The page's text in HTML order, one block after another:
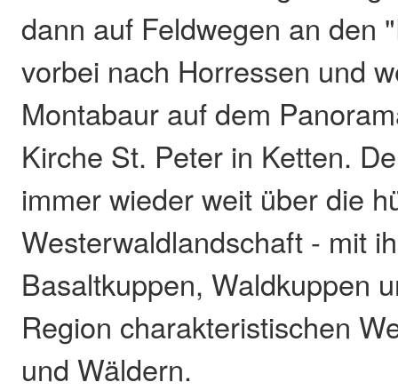
dann auf Feldwegen an den
vorbei nach Horressen und
Montabaur auf dem
Kirche St. Peter in Ketten.
immer wieder weit über die
Westerwaldlandschaft - mit
Basaltkuppen, Waldkuppen
Region charakteristischen
und Wäldern.